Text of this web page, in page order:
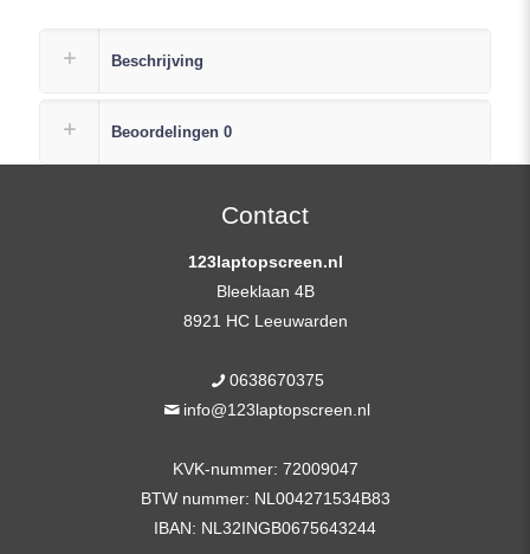
dh1096ng
Laptop
Beschrijving
Beoordelingen 0
Contact
123laptopscreen.nl
Bleeklaan 4B
8921 HC Leeuwarden
0638670375
info@123laptopscreen.nl
KVK-nummer: 72009047
BTW nummer: NL004271534B83
IBAN: NL32INGB0675643244